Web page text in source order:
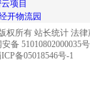
项目
开物流园
权所有 站长统计 法律
备 51010802000035号
备05018546号-1